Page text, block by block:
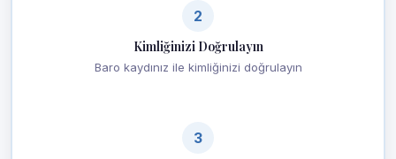
2
Kimliğinizi Doğrulayın
Baro kaydınız ile kimliğinizi doğrulayın
3